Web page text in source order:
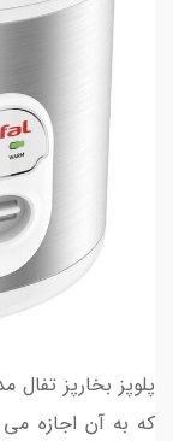
که به آن اجازه می